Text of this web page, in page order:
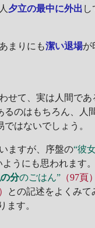
夕立の最中に外出
まりにも潔い退場が
せて、実は人間で
のはもちろん、人
はないでしょう。
ますが、序盤の“彼
うにも思われます
分のごはん” （97頁）
との記述をよくみて
ます。